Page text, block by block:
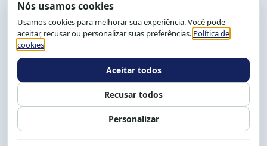
End.: R. da Graça, 150. Graça
CEP: 40.150-055
Salvador-BA, Brasil.
Tel.: (71) 2104-5457, Cel.: (71) 9 9239-2104 ou 2105
Expediente: 8h às 12h e 13 às 17h.
Siga nossas redes Fale conosco